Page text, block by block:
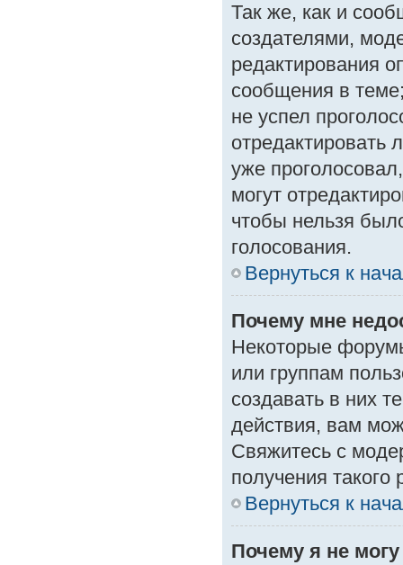
Так же, как и
создателями,
редактирования
сообщения в
не успел
отредактировать
уже
могут
чтобы нельзя
голосования.
Вернуться к
Почему мне
Некоторые
или группам
создавать в них
действия, вам
Свяжитесь с
получения такого
Вернуться к
Почему я не